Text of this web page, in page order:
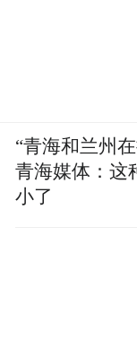
“青海和兰州
青海媒体：这
小了